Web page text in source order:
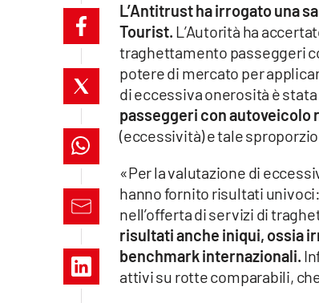
cosenzachannel.it
catanzarochannel.it
lacapitalenews.it
L’Antitrust ha irrogato una
Tourist. L’Autorità ha
traghettamento passeggeri
potere di mercato per
di eccessiva onerosità è
passeggeri con
(eccessività) e tale
«Per la valutazione di
hanno fornito risultati
nell’offerta di servizi di
risultati anche iniqui, ossia
benchmark internazionali.
attivi su rotte comparabili,